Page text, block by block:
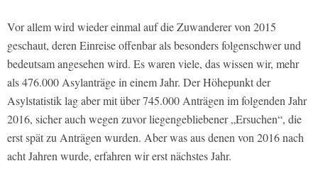
Vor allem wird wieder einmal auf die Zuwanderer von 2015
geschaut, deren Einreise offenbar als besonders folgenschwer und
bedeutsam angesehen wird. Es waren viele, das wissen wir, mehr
als 476.000 Asylanträge in einem Jahr. Der Höhepunkt der
Asylstatistik lag aber mit über 745.000 Anträgen im folgenden Jahr
2016, sicher auch wegen zuvor liegengebliebener „Ersuchen“, die
erst spät zu Anträgen wurden. Aber was aus denen von 2016 nach
acht Jahren wurde, erfahren wir erst nächstes Jahr.